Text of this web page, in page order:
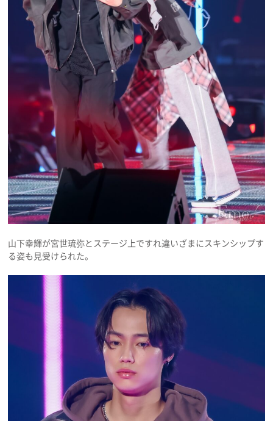
山下幸輝が宮世琉弥とステージ上ですれ違いざまにスキンシップす
る姿も見受けられた。